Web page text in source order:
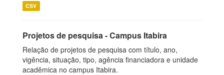
CSV
Projetos de pesquisa - Campus Itabira
Relação de projetos de pesquisa com título, ano,
vigência, situação, tipo, agência financiadora e unidade
acadêmica no campus Itabira.